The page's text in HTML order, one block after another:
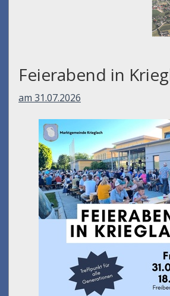
Feierabend in
am 31.07.2026